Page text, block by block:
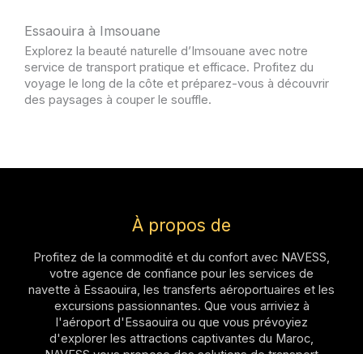
Essaouira à Imsouane
Explorez la beauté naturelle d’Imsouane avec notre
service de transport pratique et efficace. Profitez du
voyage le long de la côte et préparez-vous à découvrir
des paysages à couper le souffle.
À propos de
Profitez de la commodité et du confort avec NAVESS,
votre agence de confiance pour les services de
navette à Essaouira, les transferts aéroportuaires et les
excursions passionnantes. Que vous arriviez à
l'aéroport d'Essaouira ou que vous prévoyiez
d'explorer les attractions captivantes du Maroc,